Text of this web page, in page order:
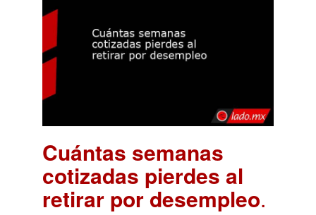
Cuántas semanas
cotizadas pierdes al
retirar por desempleo.